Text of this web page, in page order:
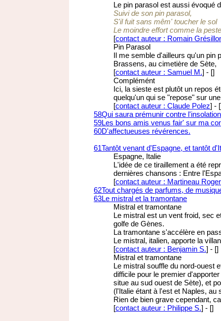
Le pin parasol est aussi évoqué
Suivi de son pin parasol,
S'il fuit sans mêm' toucher le sol
Le moindre effort comme la peste
[contact auteur : Romain
Pin Parasol
Il me semble d'ailleurs qu'un pin
Brassens, au cimetière de Sète,
[contact auteur : Samuel M.] - []
Complémént
Ici, la sieste est plutôt un repos
quelqu'un qui se "repose" sur
[contact auteur : Claude Polez] - [
58Qui saura prémunir contre l'insolation
59Les bons amis venus fair' sur ma
60D'affectueuses révérences.
61Tantôt venant d'Espagne, et tantôt
Espagne, Italie
L'idée de ce tiraillement a été
dernières chansons : Entre
[contact auteur : Martineau Roger
62Tout chargés de parfums, de
63Le mistral et la tramontane
Mistral et tramontane
Le mistral est un vent froid, sec
golfe de Gènes.
La tramontane s'accélère en
Le mistral, italien, apporte la
[contact auteur : Benjamin S.] - []
Mistral et tramontane
Le mistral souffle du nord-ouest
difficile pour le premier
situe au sud ouest de Sète), et
(l'Italie étant à l'est et Naples, au
Rien de bien grave cependant,
[contact auteur : Philippe S.] - []